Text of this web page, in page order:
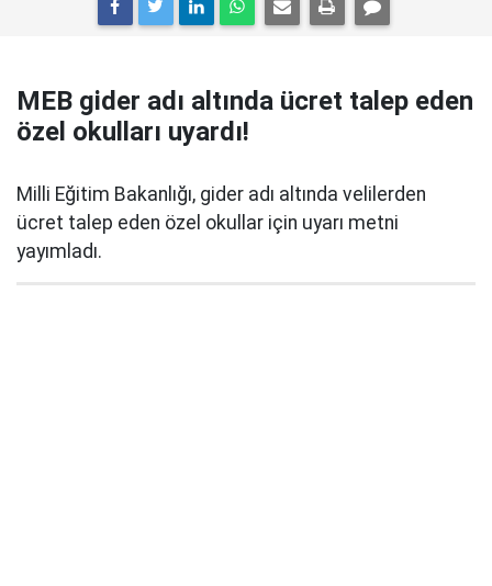
MEB gider adı altında ücret talep eden
özel okulları uyardı!
Milli Eğitim Bakanlığı, gider adı altında velilerden
ücret talep eden özel okullar için uyarı metni
yayımladı.